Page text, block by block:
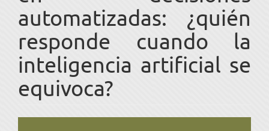
automatizadas: ¿quién
responde cuando la
inteligencia artificial se
equivoca?